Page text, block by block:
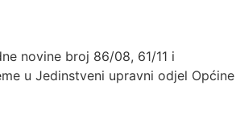
novine broj 86/08, 61/11 i
u Jedinstveni upravni odjel Općine